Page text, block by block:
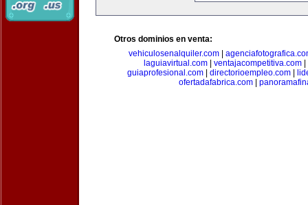
Otros dominios en venta:
vehiculosenalquiler.com
laguiavirtual.com
ventajacompetitiva.com
guiaprofesional.com| directorioempleo.com|
ofertadafabrica.com|